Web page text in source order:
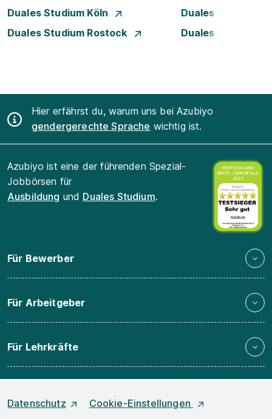
Duales Studium Köln
Duales Studium
Duales Studium Rostock
Duales Studium
Hier erfährst du, warum uns bei Azubiyo
gendergerechte Sprache wichtig ist.
Azubiyo ist eine der führenden Spezial-
Jobbörsen für
Ausbildung und Duales Studium.
Für Bewerber
Für Arbeitgeber
Für Lehrkräfte
Datenschutz
Cookie-Einstellungen